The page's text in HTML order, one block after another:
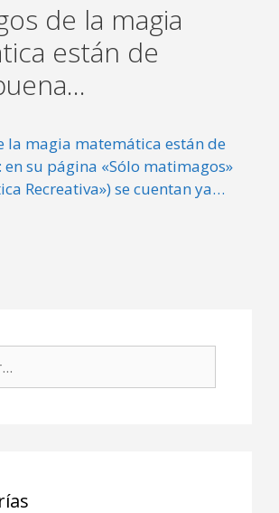
de la magia
están de
la magia matemática están de
su página «Sólo matimagos»
Recreativa») se cuentan ya…